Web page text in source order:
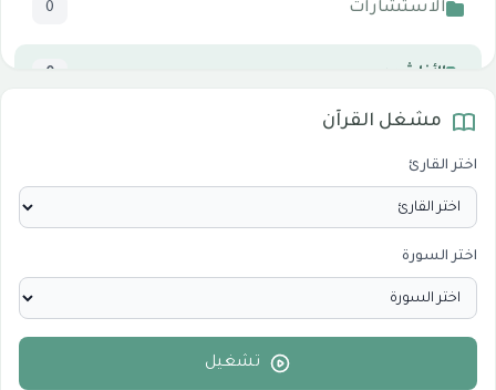
الاستشارات 0
الأناشيد 0
الدروس والخطب
الأقسام التقنية للكمبيوتر والنترنت 0
مشغل القرآن
اختر القارئ
اختر السورة
تشغيل